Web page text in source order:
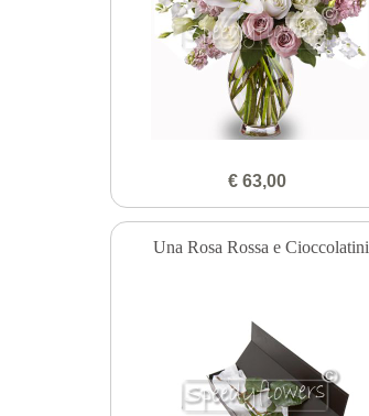
€ 63,00
Una Rosa Rossa e Cioccolatini